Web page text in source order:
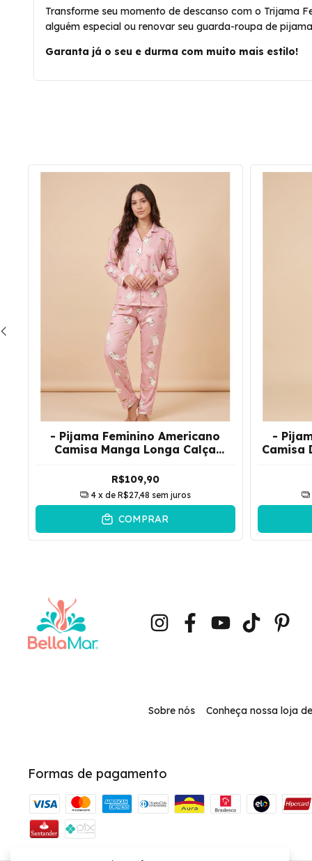
Transforme seu momento de descanso com o Trijama
alguém especial ou renovar seu guarda-roupa de
Garanta já o seu e durma com muito mais estilo!
- Pijama Feminino Americano
Camisa Manga Longa Calça
R$109,90
4 x de R$27,48 sem juros
COMPRAR
-
Camisa
Sobre nós Conheça nossa loja
Formas de pagamento